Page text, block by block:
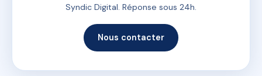
Syndic Digital. Réponse sous 24h.
Nous contacter